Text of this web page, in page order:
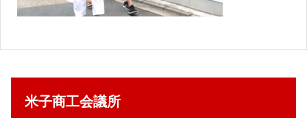
米子商工会議所